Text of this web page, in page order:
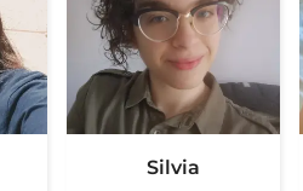
Silvia